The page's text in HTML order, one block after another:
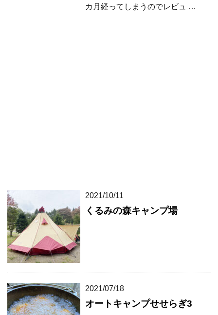
カ月経ってしまうのでレビュ …
2021/10/11
くるみの森キャンプ場
2021/07/18
オートキャンプせせらぎ3